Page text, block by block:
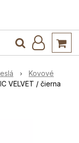
Kovové
VELVET / čierna